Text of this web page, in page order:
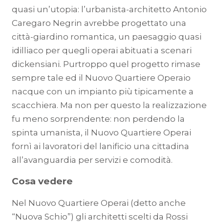
quasi un’utopia: l’urbanista-architetto Antonio
Caregaro Negrin avrebbe progettato una
città-giardino romantica, un paesaggio quasi
idilliaco per quegli operai abituati a scenari
dickensiani. Purtroppo quel progetto rimase
sempre tale ed il Nuovo Quartiere Operaio
nacque con un impianto più tipicamente a
scacchiera. Ma non per questo la realizzazione
fu meno sorprendente: non perdendo la
spinta umanista, il Nuovo Quartiere Operai
fornì ai lavoratori del lanificio una cittadina
all’avanguardia per servizi e comodità.
Cosa vedere
Nel Nuovo Quartiere Operai (detto anche
“Nuova Schio”) gli architetti scelti da Rossi